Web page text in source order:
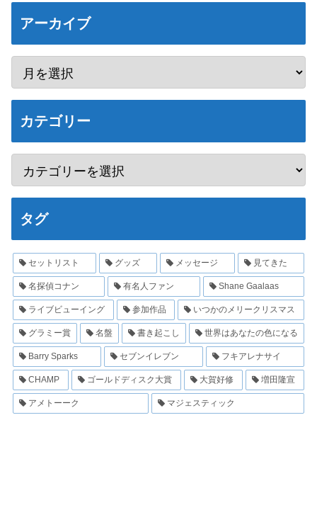
アーカイブ
カテゴリー
タグ
セットリスト グッズ メッセージ 見てきた
名探偵コナン 有名人ファン Shane Gaalaas
ライブビューイング 参加作品 いつかのメリークリスマス
グラミー賞 名盤 書き起こし 世界はあなたの色になる
Barry Sparks セブンイレブン フキアレナサイ
CHAMP ゴールドディスク大賞 大賀好修 増田隆宣
アメトーーク マジェスティック